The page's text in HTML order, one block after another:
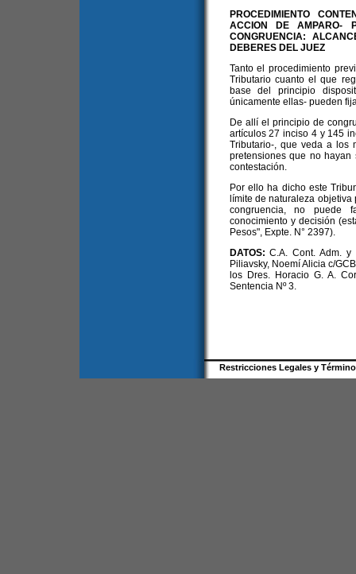
PROCEDIMIENTO
ACCION DE AMPARO-
CONGRUENCIA:
DEBERES DEL JUEZ
Tanto el procedimiento
Tributario cuanto el que
base del principio
únicamente ellas- pueden
De allí el principio de
artículos 27 inciso 4 y 145
Tributario-, que veda a los
pretensiones que no
contestación.
Por ello ha dicho este
límite de naturaleza
congruencia, no puede
conocimiento y decisión
Pesos", Expte. N° 2397).
DATOS: C.A. Cont. Adm. y
Piliavsky, Noemí Alicia c/
los Dres. Horacio G. A.
Sentencia Nº 3.
Restricciones Legales y